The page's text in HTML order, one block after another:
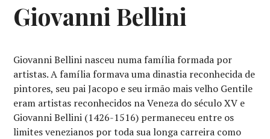
Giovanni Bellini
Giovanni Bellini nasceu numa família formada por
artistas. A família formava uma dinastia reconhecida de
pintores, seu pai Jacopo e seu irmão mais velho Gentile
eram artistas reconhecidos na Veneza do século XV e
Giovanni Bellini (1426-1516) permaneceu entre os
limites venezianos por toda sua longa carreira como